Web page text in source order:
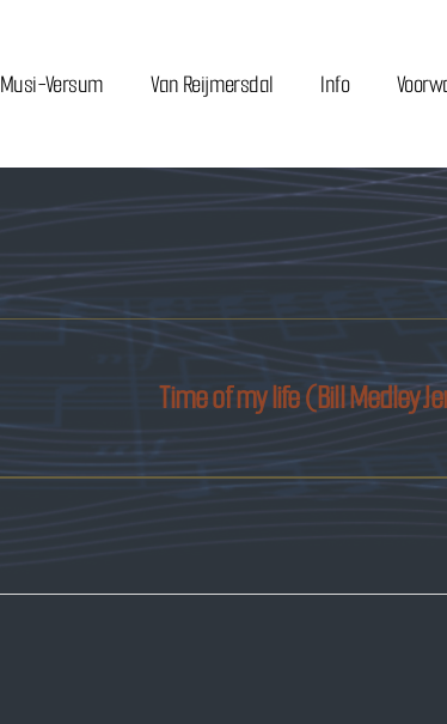
Musi-Versum Van Reijmersdal Info
Time of my life (Bill Medley